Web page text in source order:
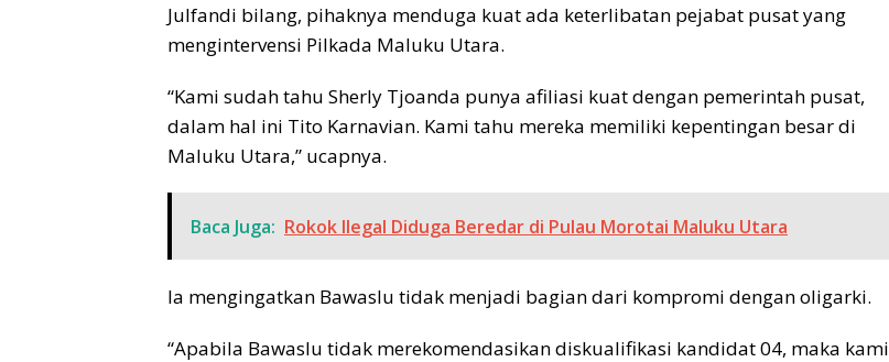
Julfandi bilang, pihaknya menduga kuat ada keterlibatan pejabat pusat yang
mengintervensi Pilkada Maluku Utara.
“Kami sudah tahu Sherly Tjoanda punya afiliasi kuat dengan pemerintah pusat,
dalam hal ini Tito Karnavian. Kami tahu mereka memiliki kepentingan besar di
Maluku Utara,” ucapnya.
Baca Juga: Rokok Ilegal Diduga Beredar di Pulau Morotai Maluku Utara
Ia mengingatkan Bawaslu tidak menjadi bagian dari kompromi dengan oligarki.
“Apabila Bawaslu tidak merekomendasikan diskualifikasi kandidat 04, maka kami